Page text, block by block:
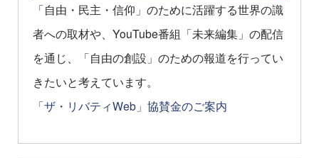
「自由・民主・信仰」のために活躍する世界の識
者への取材や、YouTube番組「未来編集」の配信
を通じ、「自由の創設」のための報道を行ってい
きたいと考えています。
「ザ・リバティWeb」協賛金のご案内